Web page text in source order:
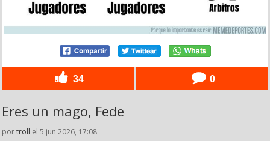
34 0
Eres un mago, Fede
portroll el 5 jun 2026, 17:08